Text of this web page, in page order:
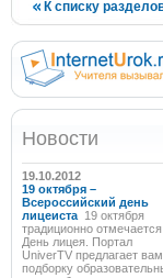
К списку
Новости
19.10.2012
19 октября –
Всероссийский день
лицеиста 19 октября
традиционно отмечается
День лицея. Портал
UniverTV предлагает вам
подборку